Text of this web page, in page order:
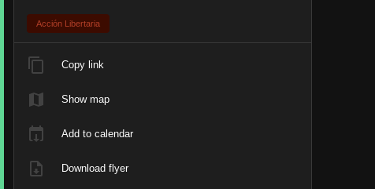
Acción Libertaria
Copy link
Show map
Add to calendar
Download flyer